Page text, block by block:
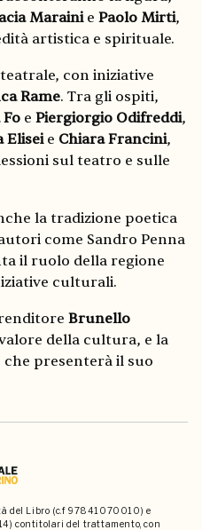
Marainie Paolo Mirti,
artistica e spirituale.
con iniziative
Rame. Tra gli ospiti,
e Piergiorgio Odifreddi,
Eliseie Chiara Francini,
sul teatro e sulle
la tradizione poetica
come Sandro Penna
il ruolo della regione
culturali.
Brunello
della cultura, e la
che presenterà il suo
del Libro (c.f 97841070010) e
contitolari del trattamento, con